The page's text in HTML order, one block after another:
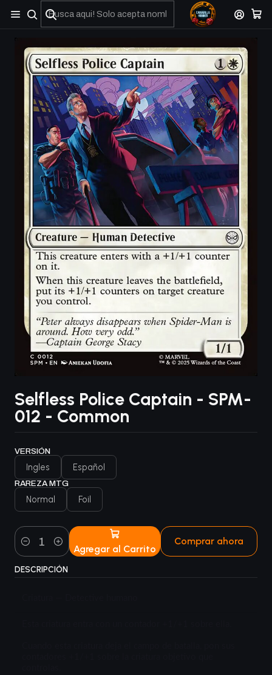
No olviden reportar sus depositos y transferencias por Whatsapp
Selfless Police Captain - SPM-
012 - Common
VERSIÓN
Ingles Español
RAREZA MTG
Normal Foil
Cantidad Agregar al Carrito
Comprar ahora
DESCRIPCIÓN